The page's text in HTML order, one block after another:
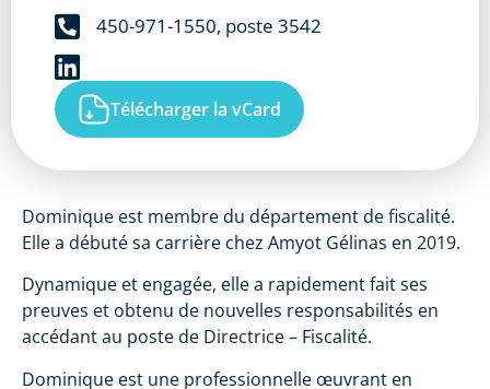
450-971-1550, poste 3542
Télécharger la vCard
Dominique est membre du département de fiscalité.
Elle a débuté sa carrière chez Amyot Gélinas en 2019.
Dynamique et engagée, elle a rapidement fait ses
preuves et obtenu de nouvelles responsabilités en
accédant au poste de Directrice – Fiscalité.
Dominique est une professionnelle œuvrant en